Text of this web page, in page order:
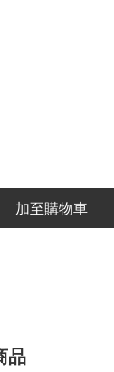
加至購物車
品